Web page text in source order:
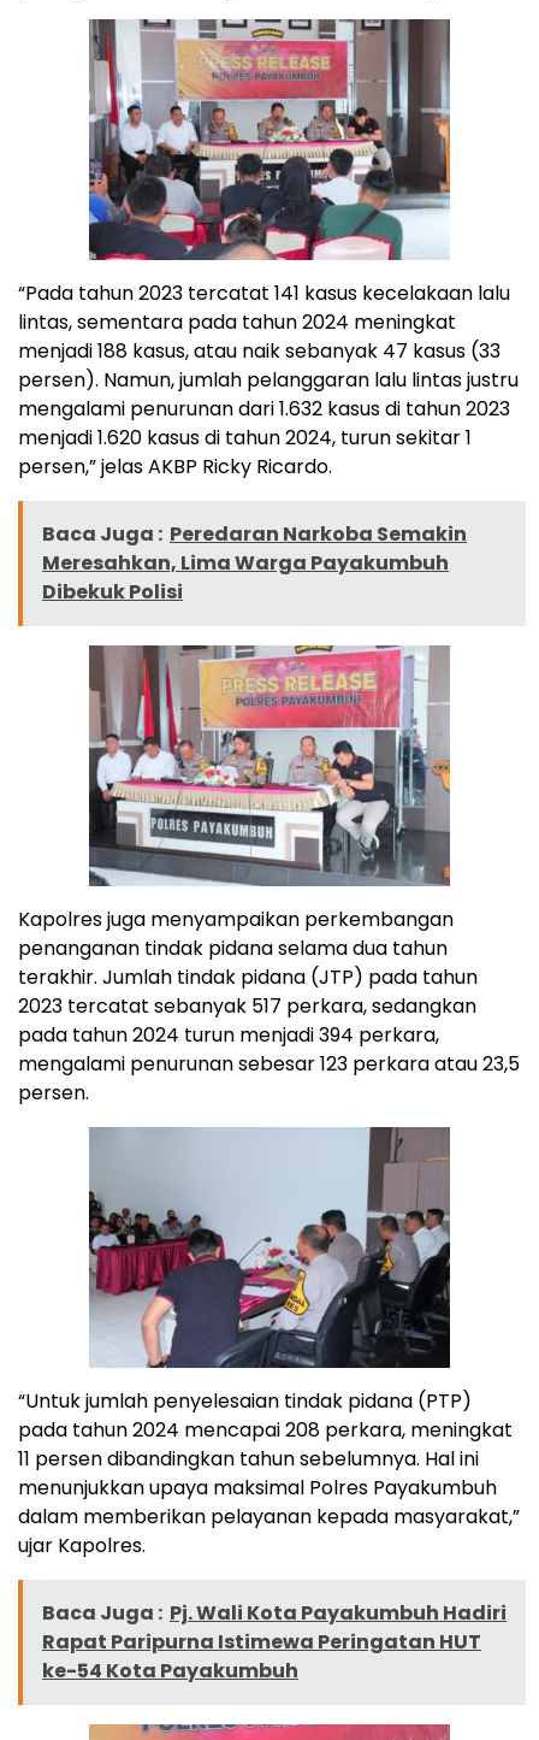
“Pada tahun 2023 tercatat 141 kasus kecelakaan lalu
lintas, sementara pada tahun 2024 meningkat
menjadi 188 kasus, atau naik sebanyak 47 kasus (33
persen). Namun, jumlah pelanggaran lalu lintas justru
mengalami penurunan dari 1.632 kasus di tahun 2023
menjadi 1.620 kasus di tahun 2024, turun sekitar 1
persen,” jelas AKBP Ricky Ricardo.
Baca Juga : Peredaran Narkoba Semakin
Meresahkan, Lima Warga Payakumbuh
Dibekuk Polisi
Kapolres juga menyampaikan perkembangan
penanganan tindak pidana selama dua tahun
terakhir. Jumlah tindak pidana (JTP) pada tahun
2023 tercatat sebanyak 517 perkara, sedangkan
pada tahun 2024 turun menjadi 394 perkara,
mengalami penurunan sebesar 123 perkara atau 23,5
persen.
“Untuk jumlah penyelesaian tindak pidana (PTP)
pada tahun 2024 mencapai 208 perkara, meningkat
11 persen dibandingkan tahun sebelumnya. Hal ini
menunjukkan upaya maksimal Polres Payakumbuh
dalam memberikan pelayanan kepada masyarakat,”
ujar Kapolres.
Baca Juga : Pj. Wali Kota Payakumbuh Hadiri
Rapat Paripurna Istimewa Peringatan HUT
ke-54 Kota Payakumbuh